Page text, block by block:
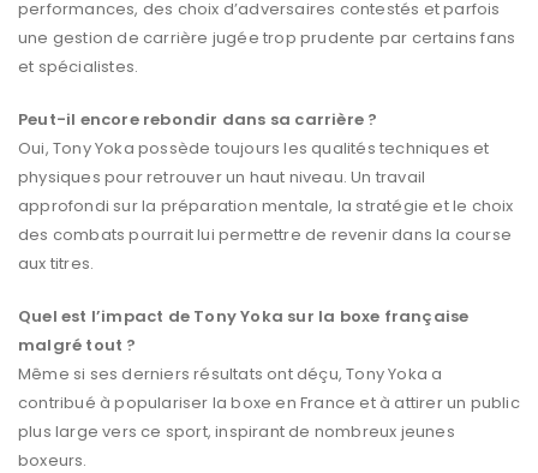
performances, des choix d’adversaires contestés et parfois
une gestion de carrière jugée trop prudente par certains fans
et spécialistes.
Peut-il encore rebondir dans sa carrière ?
Oui, Tony Yoka possède toujours les qualités techniques et
physiques pour retrouver un haut niveau. Un travail
approfondi sur la préparation mentale, la stratégie et le choix
des combats pourrait lui permettre de revenir dans la course
aux titres.
Quel est l’impact de Tony Yoka sur la boxe française
malgré tout ?
Même si ses derniers résultats ont déçu, Tony Yoka a
contribué à populariser la boxe en France et à attirer un public
plus large vers ce sport, inspirant de nombreux jeunes
boxeurs.